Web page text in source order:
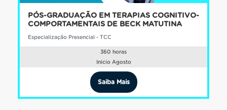
PÓS-GRADUAÇÃO EM TERAPIAS COGNITIVO-
COMPORTAMENTAIS DE BECK MATUTINA
Especialização Presencial - TCC
360 horas
Inicio Agosto
Saiba Mais